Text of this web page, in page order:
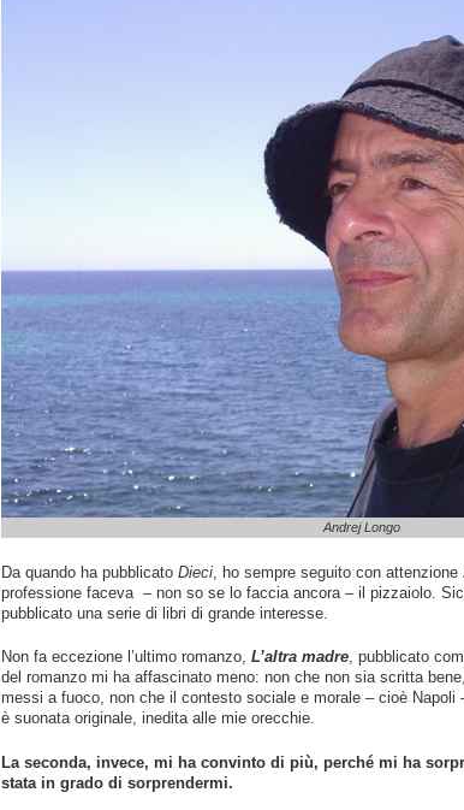
Andrej Longo
Da quando ha pubblicato Dieci , ho sempre seguito con attenzione
professione faceva – non so se lo faccia ancora – il pizzaiolo.
pubblicato una serie di libri di grande interesse.
Non fa eccezione l’ultimo romanzo, L’altra madre, pubblicato
del romanzo mi ha affascinato meno: non che non sia scritta
messi a fuoco, non che il contesto sociale e morale – cioè Napoli
è suonata originale, inedita alle mie orecchie.
La seconda, invece, mi ha convinto di più, perché mi ha
stata in grado di sorprendermi.